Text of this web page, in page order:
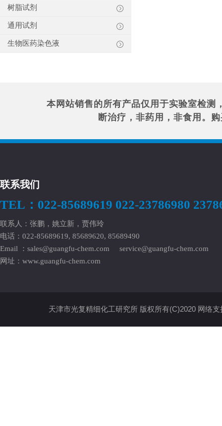
树脂试剂
通用试剂
生物医药染色液
本网站销售的所有产品仅用于实验室检测
断治疗，非药用，非食用。
联系我们
TEL：022-85689619 022-23786980
联系人：张鹏，姚立新，贾伟玲
电话：022-85689619, 85689620, 85689490
Email ： sales@guangfu-chem.com
service@guangfu-chem.com
网址： www.guangfu-chem.com
天津市光复精细化工研究所版权所有(C)2020 网络支